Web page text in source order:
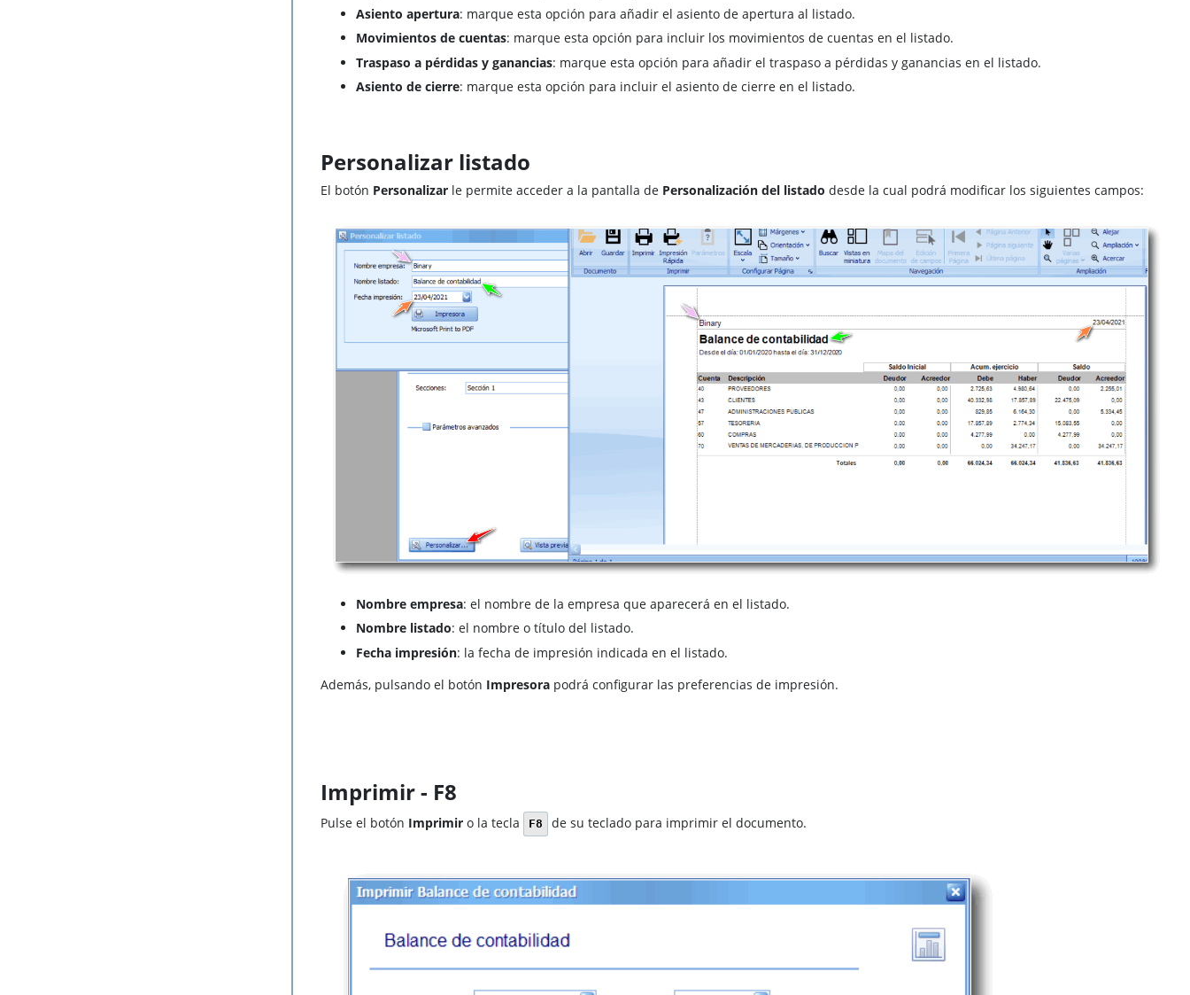
Asiento apertura: marque esta opción para añadir el asiento de apertura al listado.
Movimientos de cuentas: marque esta opción para incluir los movimientos de cuentas en el listado.
Traspaso a pérdidas y ganancias: marque esta opción para añadir el traspaso a pérdidas y ganancias en el listado.
Asiento de cierre: marque esta opción para incluir el asiento de cierre en el listado.
Personalizar listado
El botón Personalizar le permite acceder a la pantalla de Personalización del listado desde la cual podrá modificar los siguientes campos:
Nombre empresa: el nombre de la empresa que aparecerá en el listado.
Nombre listado: el nombre o título del listado.
Fecha impresión: la fecha de impresión indicada en el listado.
Además, pulsando el botón Impresora podrá configurar las preferencias de impresión.
Imprimir - F8
Pulse el botón Imprimir o la tecla F8 de su teclado para imprimir el documento.